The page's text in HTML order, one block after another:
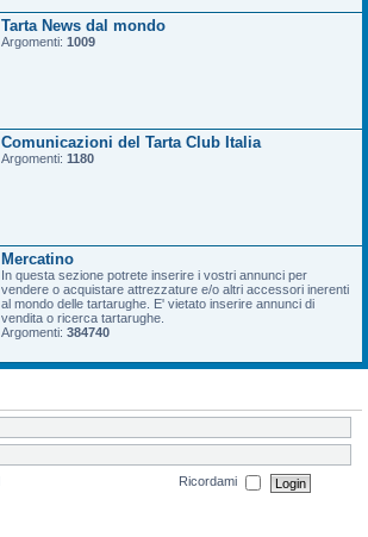
Tarta News dal mondo
Argomenti: 1009
Comunicazioni del Tarta Club Italia
Argomenti: 1180
Mercatino
In questa sezione potrete inserire i vostri annunci per
vendere o acquistare attrezzature e/o altri accessori inerenti
al mondo delle tartarughe. E' vietato inserire annunci di
vendita o ricerca tartarughe.
Argomenti: 384740
Ricordami